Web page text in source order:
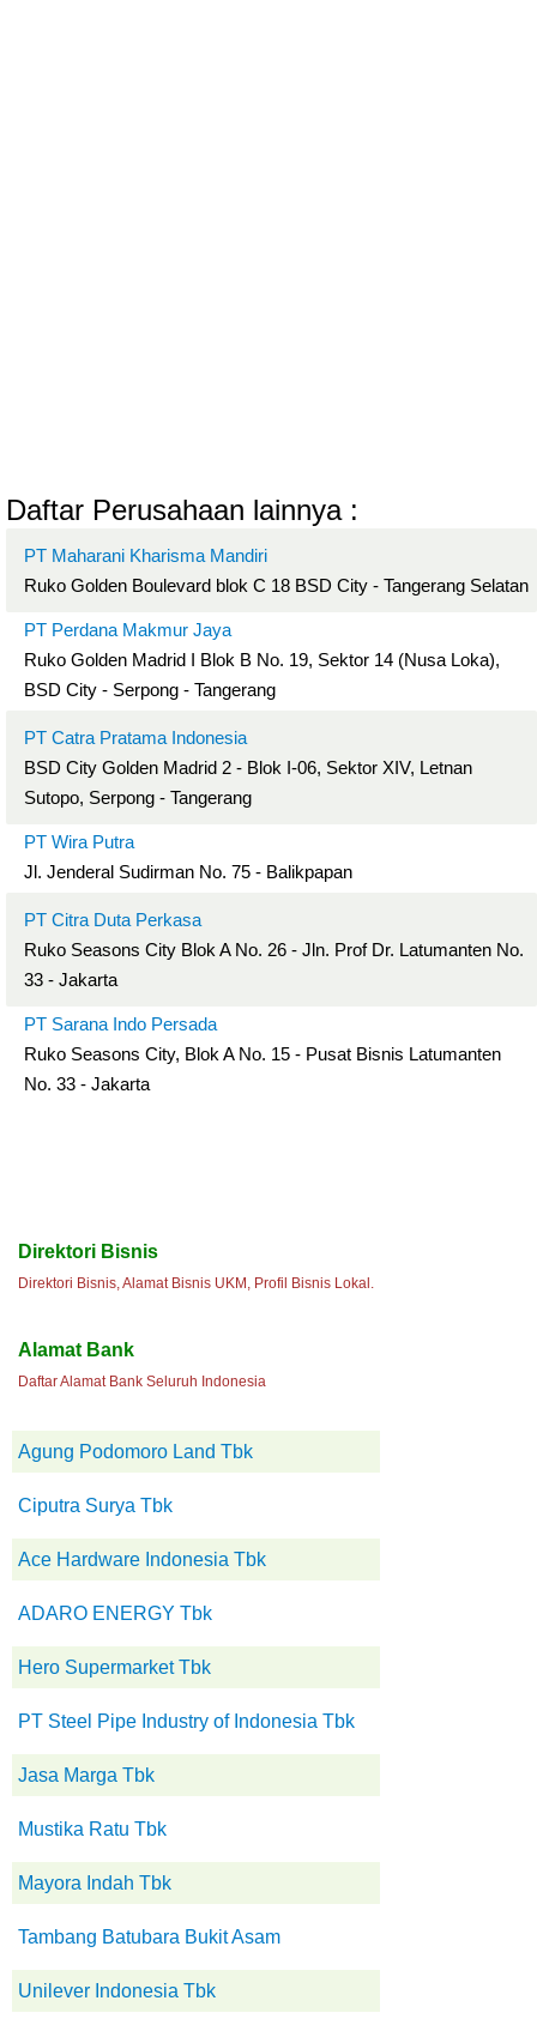
Daftar Perusahaan lainnya :
PT Maharani Kharisma Mandiri
Ruko Golden Boulevard blok C 18 BSD City - Tangerang Selatan
PT Perdana Makmur Jaya
Ruko Golden Madrid I Blok B No. 19, Sektor 14 (Nusa Loka),
BSD City - Serpong - Tangerang
PT Catra Pratama Indonesia
BSD City Golden Madrid 2 - Blok I-06, Sektor XIV, Letnan
Sutopo, Serpong - Tangerang
PT Wira Putra
Jl. Jenderal Sudirman No. 75 - Balikpapan
PT Citra Duta Perkasa
Ruko Seasons City Blok A No. 26 - Jln. Prof Dr. Latumanten No.
33 - Jakarta
PT Sarana Indo Persada
Ruko Seasons City, Blok A No. 15 - Pusat Bisnis Latumanten
No. 33 - Jakarta
Direktori Bisnis
Direktori Bisnis, Alamat Bisnis UKM, Profil Bisnis Lokal.
Alamat Bank
Daftar Alamat Bank Seluruh Indonesia
Agung Podomoro Land Tbk
Ciputra Surya Tbk
Ace Hardware Indonesia Tbk
ADARO ENERGY Tbk
Hero Supermarket Tbk
PT Steel Pipe Industry of Indonesia Tbk
Jasa Marga Tbk
Mustika Ratu Tbk
Mayora Indah Tbk
Tambang Batubara Bukit Asam
Unilever Indonesia Tbk